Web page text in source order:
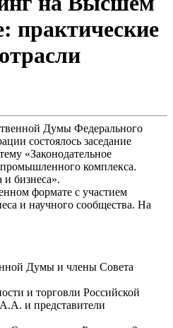
практические
Думы Федерального
состоялось заседание
«Законодательное
комплекса.
и бизнеса».
формате с участием
и научного сообщества. На
Думы и члены Совета
и торговли Российской
и представители